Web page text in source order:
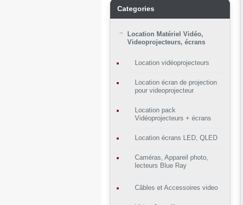
Categories
Location Matériel Vidéo,
Videoprojecteurs, écrans
Location vidéoprojecteurs
Location écran de projection
pour videoprojecteur
Location pack
Vidéoprojecteurs + écrans
Location écrans LED, QLED
Caméras, Appareil photo,
lecteurs Blue Ray
Câbles et Accessoires video